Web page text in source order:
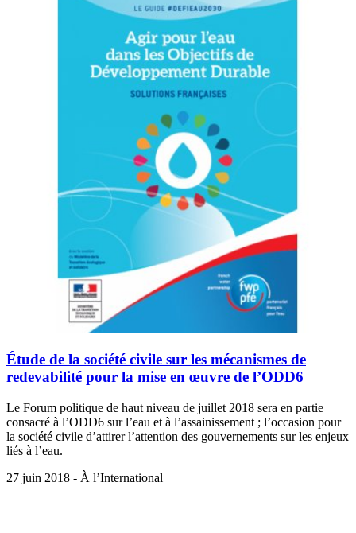
Étude de la société civile sur les mécanismes de
redevabilité pour la mise en œuvre de l’ODD6
Le Forum politique de haut niveau de juillet 2018 sera en partie
consacré à l’ODD6 sur l’eau et à l’assainissement ; l’occasion pour
la société civile d’attirer l’attention des gouvernements sur les enjeux
liés à l’eau.
27 juin 2018 - À l’International